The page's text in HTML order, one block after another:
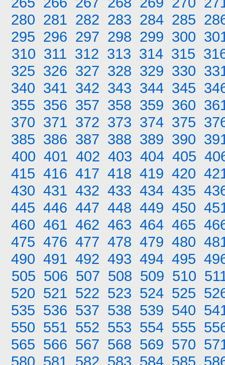
280 281 282 283 284 285
295 296 297 298 299 300
310 311 312 313 314 315
325 326 327 328 329 330
340 341 342 343 344 345
355 356 357 358 359 360
370 371 372 373 374 375
385 386 387 388 389 390
400 401 402 403 404 405
415 416 417 418 419 420
430 431 432 433 434 435
445 446 447 448 449 450
460 461 462 463 464 465
475 476 477 478 479 480
490 491 492 493 494 495
505 506 507 508 509 510
520 521 522 523 524 525
535 536 537 538 539 540
550 551 552 553 554 555
565 566 567 568 569 570
580 581 582 583 584 585